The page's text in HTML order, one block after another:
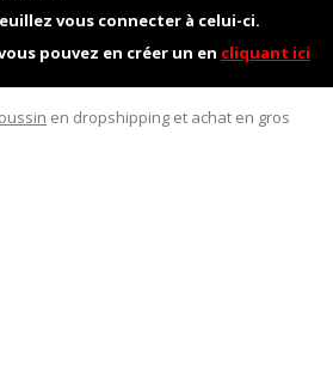
vous connecter à celui-ci.
pouvez en créer un en cliquant ici
en dropshipping et achat en gros